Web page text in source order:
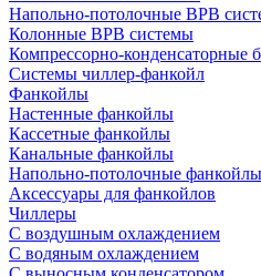
Напольно-потолочные ВРВ
Колонные ВРВ системы
Компрессорно-конденсаторные
Системы чиллер-фанкойл
Фанкойлы
Настенные фанкойлы
Кассетные фанкойлы
Канальные фанкойлы
Напольно-потолочные фанкойлы
Аксессуары для фанкойлов
Чиллеры
С воздушным охлаждением
С водяным охлаждением